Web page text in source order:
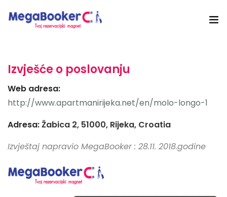
Rješenja
Tehnologija Za
Cijene
Akademija
O nama
Izvješće o poslovanju
Web adresa:
http://www.apartmanirijeka.net/en/molo-longo-1
Adresa:Žabica 2, 51000, Rijeka, Croatia
Izvještaj napravio MegaBooker : 28.11. 2018.godine